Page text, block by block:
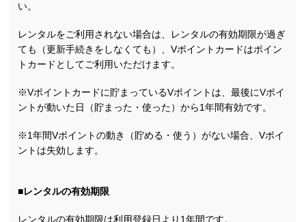
い。
レンタルをご利用されない場合は、レンタルの有効期限が過ぎ
ても（更新手続きをしなくても）、Vポイントカードはポイン
トカードとしてご利用いただけます。
※Vポイントカードに貯まっているVポイントは、最後にVポイ
ントが動いた日（貯まった・使った）から1年間有効です。
※1年間Vポイントの動き（貯める・使う）がない場合、Vポイ
ントは失効します。
■レンタルの有効期限
レンタルの有効期限は利用登録日より1年間です。